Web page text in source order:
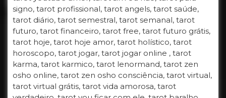
signo, tarot profissional, tarot angels, tarot saúde,
tarot diário, tarot semestral, tarot semanal, tarot
futuro, tarot financeiro, tarot free, tarot futuro grátis,
tarot hoje, tarot hoje amor, tarot holístico, tarot
horoscopo, tarot jogar, tarot jogar online , tarot
karma, tarot karmico, tarot lenormand, tarot zen
osho online, tarot zen osho consciência, tarot virtual,
tarot virtual grátis, tarot vida amorosa, tarot